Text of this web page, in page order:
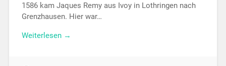
1586 kam Jaques Remy aus Ivoy in Lothringen nach
Grenzhausen. Hier war…
Weiterlesen →